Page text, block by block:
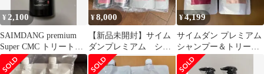
¥ 2,100
SAIMDANG premium
Super CMC トリートメ
ント 500ml
¥8,000
【新品未開封】サイム
ダンプレミアム シャ
ンプー&トリートメン
ト4点セット
¥4,199
サイムダン プレミアム
シャンプー＆トリート
メント 詰替用